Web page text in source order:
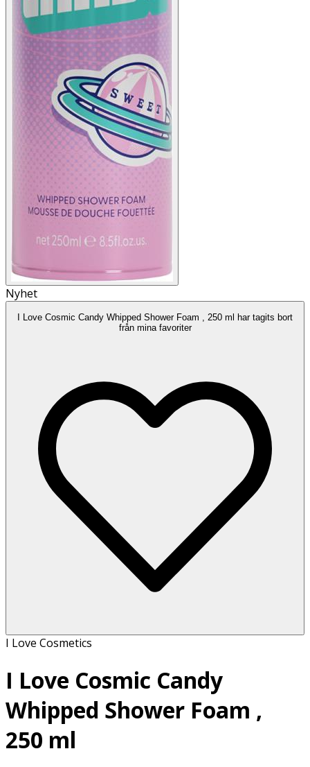
Nyhet
I Love Cosmic Candy Whipped Shower Foam , 250 ml har tagits bort
från mina favoriter
I Love Cosmetics
I Love Cosmic Candy
Whipped Shower Foam ,
250 ml